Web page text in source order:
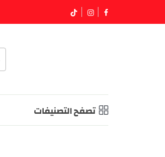
تصفح التصنيفات